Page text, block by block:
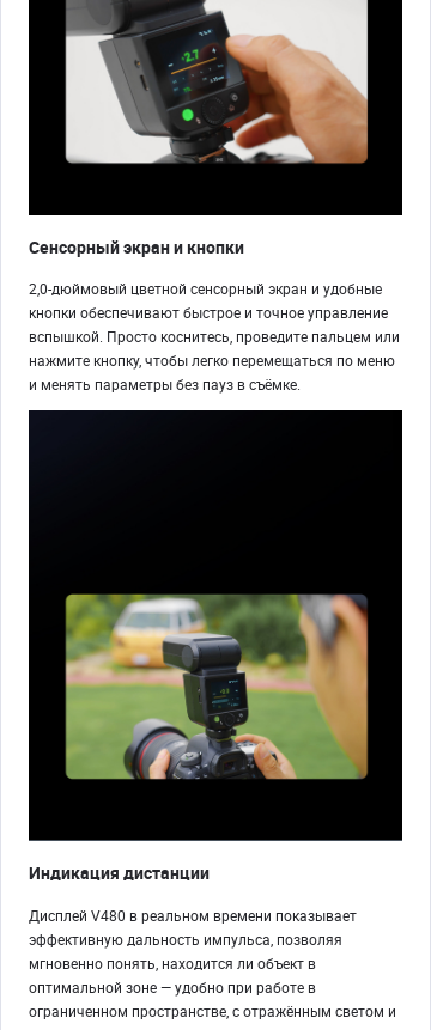
Сенсорный экран и кнопки
2,0-дюймовый цветной сенсорный экран и удобные
кнопки обеспечивают быстрое и точное управление
вспышкой. Просто коснитесь, проведите пальцем или
нажмите кнопку, чтобы легко перемещаться по меню
и менять параметры без пауз в съёмке.
Индикация дистанции
Дисплей V480 в реальном времени показывает
эффективную дальность импульса, позволяя
мгновенно понять, находится ли объект в
оптимальной зоне — удобно при работе в
ограниченном пространстве, с отражённым светом и